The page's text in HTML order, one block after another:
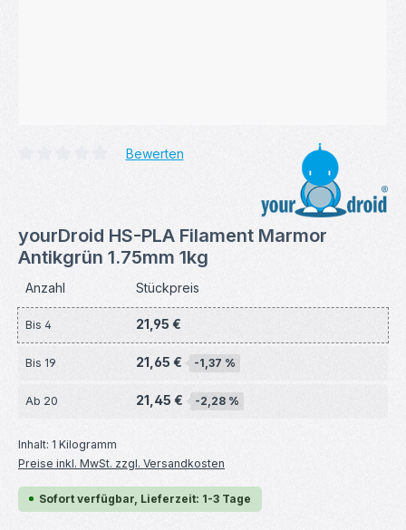
Durchschnittliche Bewertung von 0 von 5 Sternen
Bewerten
yourDroid HS-PLA Filament Marmor
Antikgrün 1.75mm 1kg
Anzahl Stückpreis
Bis 4 21,95 €
Bis 19 21,65 € -1,37 %
Ab 20 21,45 € -2,28 %
Inhalt: 1 Kilogramm
Preise inkl. MwSt. zzgl. Versandkosten
Sofort verfügbar, Lieferzeit: 1-3 Tage